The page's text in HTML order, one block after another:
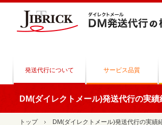
発送代行について サービス品質
DM(ダイレクトメール)発送代行の実績
トップ DM(ダイレクトメール)発送代行の実績